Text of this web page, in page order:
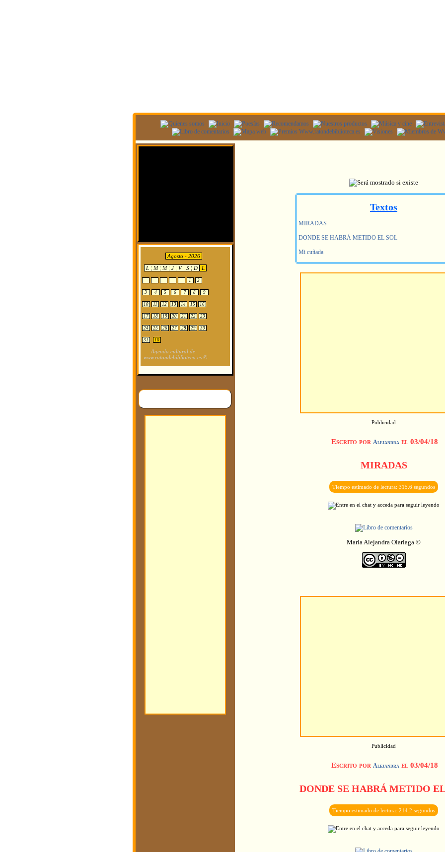
Agosto - 2026
L ¦ M ¦ M ¦ J ¦ V ¦ S ¦ D
L
1 2
3 4 5 6 7 8 9
10 11 12 13 14 15 16
17 18 19 20 21 22 23
24 25 26 27 28 29 30
31 10
Agenda cultural de
www.ratondebiblioteca.es ©
Textos
MIRADAS
DONDE SE HABRÁ METIDO EL SOL
Mi cuñada
Publicidad
Escrito por Alejandra el 03/04/18
MIRADAS
Tiempo estimado de lectura: 315.6 segundos
Maria Alejandra Olariaga ©
Publicidad
Escrito por Alejandra el 03/04/18
DONDE SE HABRÁ METIDO
Tiempo estimado de lectura: 214.2 segundos